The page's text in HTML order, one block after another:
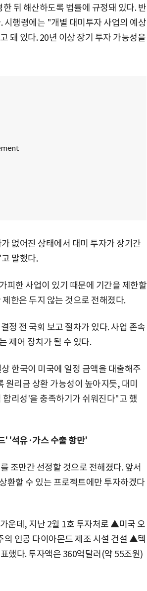
뒤 해산하도록 법률에 규정돼 있다. 반
시행령에는 "개별 대미투자 사업의 예상
돼 있다. 20년 이상 장기 투자 가능성을
없어진 상태에서 대미 투자가 장기간
말했다.
피한 사업이 있기 때문에 기간을 제한할
한은 두지 않는 것으로 전해졌다.
정 전 국회 보고 절차가 있다. 사업 존속
제어 장치가 될 수 있다.
한국이 미국에 일정 금액을 대출해주
리금 상환 가능성이 높아지듯, 대미
리성'을 충족하기가 쉬워진다"고 했
' '석유·가스 수출 항만'
조만간 선정할 것으로 전해졌다. 앞서
환할 수 있는 프로젝트에만 투자하겠다
운데, 지난 2월 1호 투자처로 ▲미국 오
인공 다이아몬드 제조 시설 건설 ▲텍
했다. 투자액은 360억달러(약 55조원)